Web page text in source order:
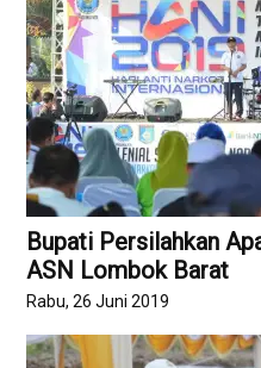
Bupati Persilahkan
ASN Lombok Barat
Rabu, 26 Juni 2019